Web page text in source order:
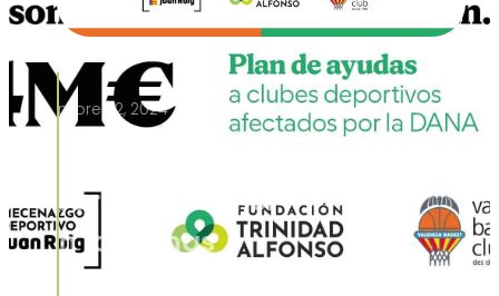
noviembre 22, 2024
de euros para relanzar el
deporte en las zonas